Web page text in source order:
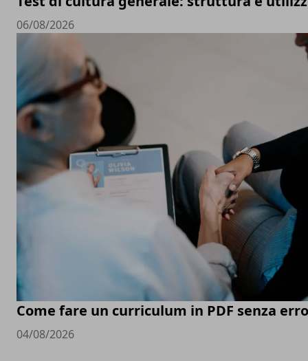
06/08/2026
Come fare un curriculum in PDF senza
04/08/2026